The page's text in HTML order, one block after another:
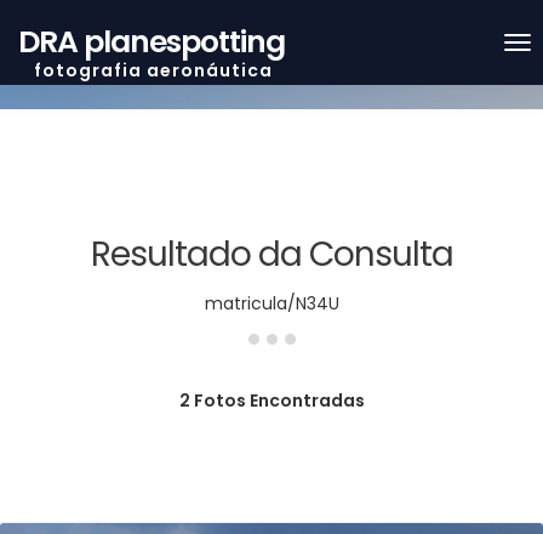
DRA planespotting
f o t o g r a f i a a e r o n á u t i c a
Resultado da Consulta
matricula/N34U
...
2 Fotos Encontradas